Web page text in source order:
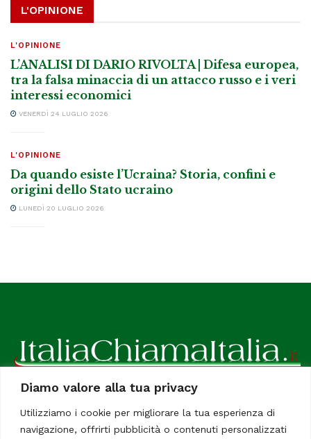
Diamo valore alla tua privacy
Utilizziamo i cookie per migliorare la tua esperienza di
navigazione, offrirti pubblicità o contenuti personalizzati
L'OPINIONE
L'OPINIONE
L’ANALISI DI DARIO RIVOLTA | Difesa europea,
tra la falsa minaccia di un attacco russo e i veri
interessi economici
VENERDÌ 24 LUGLIO 2026
L'OPINIONE
Da quando esiste l’Ucraina? Storia, confini e
origini dello Stato ucraino
LUNEDÌ 20 LUGLIO 2026
ItaliaChiamaItalia, il TUO quotidiano online preferito.
Dedicato in particolare a tutti gli italiani residenti all'estero.